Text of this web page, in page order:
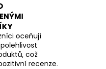
oceňují
což
recenze.